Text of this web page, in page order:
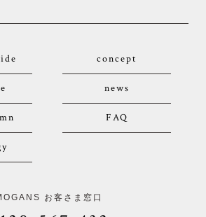
concept
news
FAQ
お客さま窓口